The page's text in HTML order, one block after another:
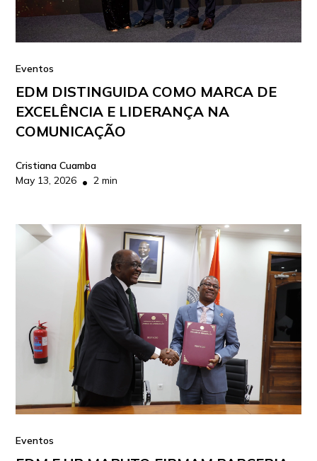
Eventos
EDM DISTINGUIDA COMO MARCA DE
EXCELÊNCIA E LIDERANÇA NA
COMUNICAÇÃO
Cristiana Cuamba
May 13, 2026 • 2 min
Eventos